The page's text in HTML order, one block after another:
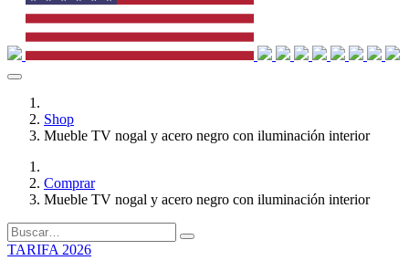
Shop
Mueble TV nogal y acero negro con iluminación interior
Comprar
Mueble TV nogal y acero negro con iluminación interior
TARIFA 2026